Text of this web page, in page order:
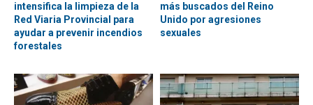
intensifica la limpieza de la
Red Viaria Provincial para
ayudar a prevenir incendios
forestales
más buscados del Reino
Unido por agresiones
sexuales